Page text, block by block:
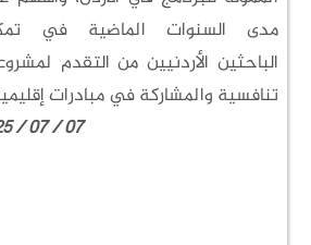
مدى السنوات الماضية في تمكين
الباحثين الأردنيين من التقدم لمشروعات
تنافسية والمشاركة في مبادرات إقليمية.